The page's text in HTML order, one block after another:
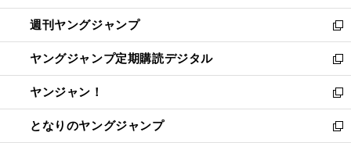
開
く
ウ
で
開
く
ン
ド
ウ
で
開
く
ウ
ィ
ン
ド
ウ
で
開
く
週刊ヤングジャンプ
新
し
い
ウ
ィ
ン
ド
ヤングジャンプ定期購読デジタル
新
し
い
ウ
ィ
ヤンジャン！
新
し
い
となりのヤングジャンプ
新